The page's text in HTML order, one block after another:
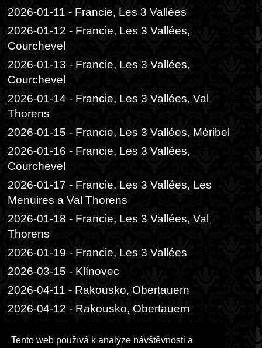
Tento web používá k analýze návštěvnosti a
2026-01-11 - Francie, Les 3 Vallées
2026-01-12 - Francie, Les 3 Vallées,
Courchevel
2026-01-13 - Francie, Les 3 Vallées,
Courchevel
2026-01-14 - Francie, Les 3 Vallées, Val
Thorens
2026-01-15 - Francie, Les 3 Vallées, Méribel
2026-01-16 - Francie, Les 3 Vallées,
Courchevel
2026-01-17 - Francie, Les 3 Vallées, Les
Menuires a Val Thorens
2026-01-18 - Francie, Les 3 Vallées, Val
Thorens
2026-01-19 - Francie, Les 3 Vallées
2026-03-15 - Klínovec
2026-04-11 - Rakousko, Obertauern
2026-04-12 - Rakousko, Obertauern
Brzobohatého